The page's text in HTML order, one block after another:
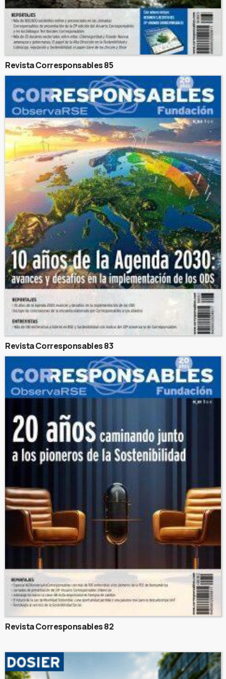
Revista Corresponsables 85
Revista Corresponsables 83
Revista Corresponsables 82